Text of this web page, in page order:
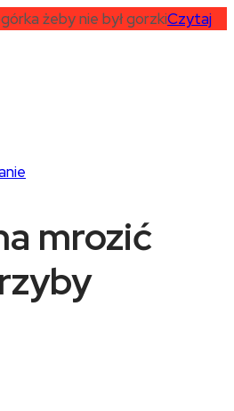
żeby nie był gorzkiCzytaj
mrozić